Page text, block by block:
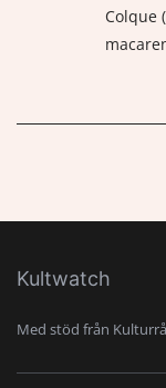
Colque
Kultwatch
Med stöd från